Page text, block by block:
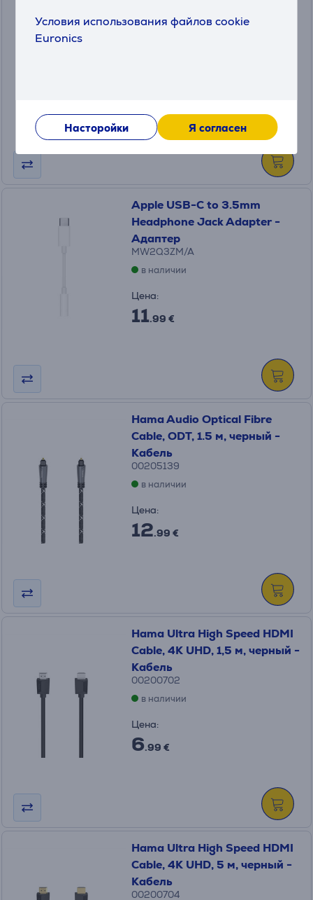
Условия использования файлов cookie
Euronics
Насторойки Я согласен
серый - Кабель
Apple USB-C to 3.5mm
Headphone Jack Adapter -
Адаптер
MW2Q3ZM/A
в наличии
Цена:
11.99 €
Hama Audio Optical Fibre
Cable, ODT, 1.5 м, черный -
Кабель
00205139
в наличии
Цена:
12.99 €
Hama Ultra High Speed HDMI
Cable, 4K UHD, 1,5 м, черный -
Кабель
00200702
в наличии
Цена:
6.99 €
Hama Ultra High Speed HDMI
Cable, 4K UHD, 5 м, черный -
Кабель
00200704